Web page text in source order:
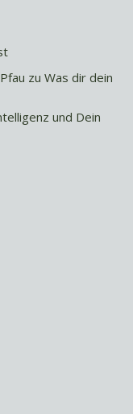
zu Was dir dein
und Dein